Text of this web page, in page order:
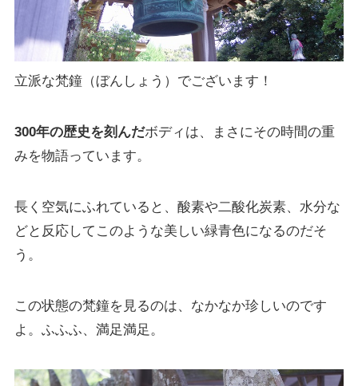
立派な梵鐘（ぼんしょう）でございます！
300年の歴史を刻んだボディは、まさにその時間の重
みを物語っています。
長く空気にふれていると、酸素や二酸化炭素、水分な
どと反応してこのような美しい緑青色になるのだそ
う。
この状態の梵鐘を見るのは、なかなか珍しいのです
よ。ふふふ、満足満足。